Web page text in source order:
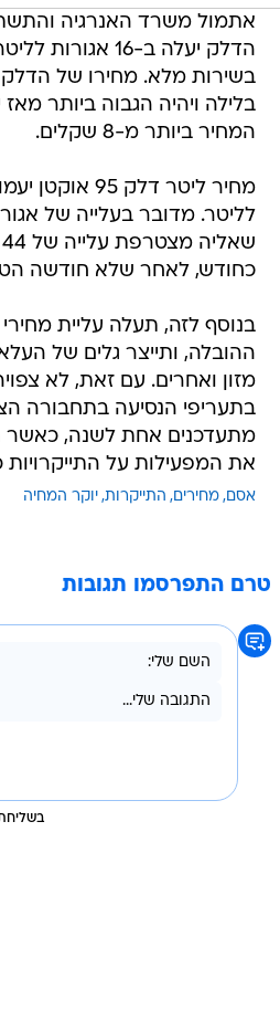
אתמול משרד האנרגיה
בשירות מלא. מחירו של הדלק
המחיר ביותר מ-8 שקלים.
לליטר. מדובר בעלייה של
כחודש, לאחר שלא חודשה
בנוסף לזה, תעלה עליית
ההובלה, ותייצר גלים של
מזון ואחרים. עם זאת, לא
בתעריפי הנסיעה בתחבורה
מתעדכנים אחת לשנה, כאשר
את המפעילות על התייקרויות
אסם מחירים התייקרות יוקר המחיה
טרם התפרסמו תגובות